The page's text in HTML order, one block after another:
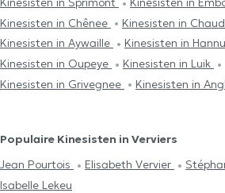
Kinesisten in Chênee
Kinesisten in
Kinesisten in Aywaille
Kinesisten in
Kinesisten in Oupeye
Kinesisten in Luik
Kinesisten in Grivegnee
Kinesisten in
Populaire Kinesisten in Verviers
Jean Pourtois
Elisabeth Vervier
Isabelle Lekeu